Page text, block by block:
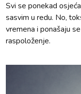
Svi se ponekad
sasvim u redu. No,
vremena i ponašaju
raspoloženje.